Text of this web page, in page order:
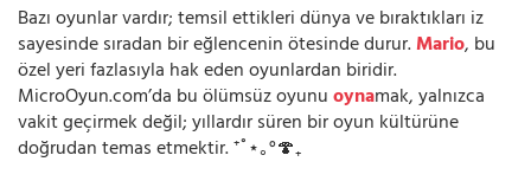
Bazı oyunlar vardır; temsil ettikleri dünya ve bıraktıkları iz
sayesinde sıradan bir eğlencenin ötesinde durur.Mario, bu
özel yeri fazlasıyla hak eden oyunlardan biridir.
MicroOyun.com’da bu ölümsüz oyunuoynamak, yalnızca
vakit geçirmek değil; yıllardır süren bir oyun kültürüne
doğrudan temas etmektir. ⁺˚⋆｡°🍄₊